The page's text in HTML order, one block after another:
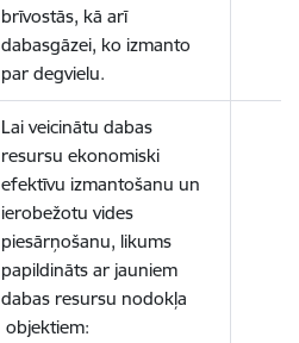
brīvostās, kā arī
dabasgāzei, ko izmanto
par degvielu.
Lai veicinātu dabas
resursu ekonomiski
efektīvu izmantošanu un
ierobežotu vides
piesārņošanu, likums
papildināts ar jauniem
dabas resursu nodokļa
objektiem: